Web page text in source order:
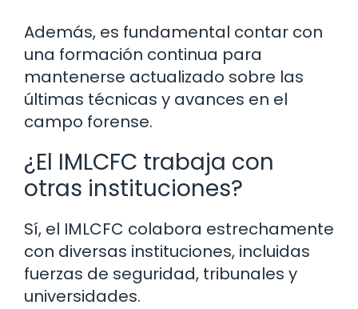
Además, es fundamental contar con
una formación continua para
mantenerse actualizado sobre las
últimas técnicas y avances en el
campo forense.
¿El IMLCFC trabaja con
otras instituciones?
Sí, el IMLCFC colabora estrechamente
con diversas instituciones, incluidas
fuerzas de seguridad, tribunales y
universidades.